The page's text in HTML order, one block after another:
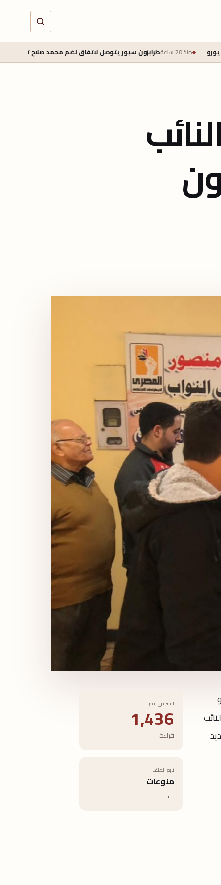
طرابزون سبور يتوصل لاتفاق لضم محمد صلاح تمهيدًا للإعلان الرسمي اليوم
الخبر في رقم
1,436
قراءة
تابع الملف
منوعات
←